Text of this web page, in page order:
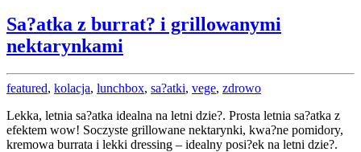
Sa?atka z burrat? i grillowanymi
nektarynkami
featured, kolacja, lunchbox, sa?atki, vege, zdrowo
Lekka, letnia sa?atka idealna na letni dzie?. Prosta letnia sa?atka z
efektem wow! Soczyste grillowane nektarynki, kwa?ne pomidory,
kremowa burrata i lekki dressing – idealny posi?ek na letni dzie?.